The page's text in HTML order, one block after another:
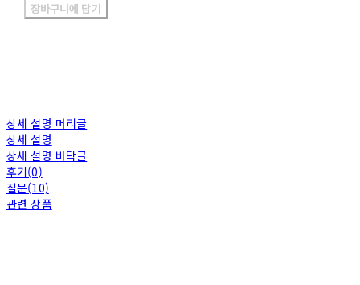
장바구니에 담기
상세 설명 머리글
상세 설명
상세 설명 바닥글
후기(0)
질문(10)
관련 상품